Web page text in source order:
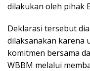
dilakukan oleh pihak
Deklarasi tersebut
dilaksanakan karena
komitmen bersama
WBBM melalui